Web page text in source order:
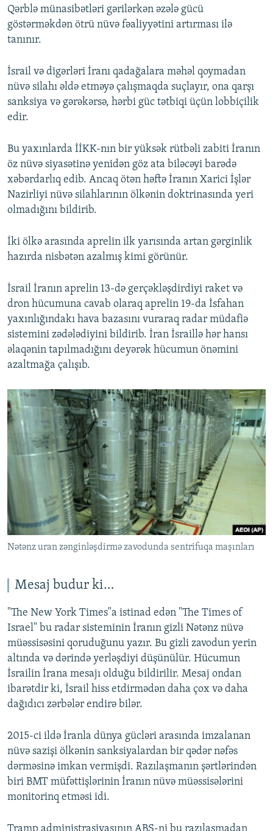
Qərblə münasibətləri gərilərkən əzələ gücü
göstərməkdən ötrü nüvə fəaliyyətini artırması ilə
tanınır.
İsrail və digərləri İranı qadağalara məhəl qoymadan
nüvə silahı əldə etməyə çalışmaqda suçlayır, ona qarşı
sanksiya və gərəkərsə, hərbi güc tətbiqi üçün lobbiçilik
edir.
Bu yaxınlarda İİKK-nın bir yüksək rütbəli zabiti İranın
öz nüvə siyasətinə yenidən göz ata biləcəyi barədə
xəbərdarlıq edib. Ancaq ötən həftə İranın Xarici İşlər
Nazirliyi nüvə silahlarının ölkənin doktrinasında yeri
olmadığını bildirib.
İki ölkə arasında aprelin ilk yarısında artan gərginlik
hazırda nisbətən azalmış kimi görünür.
İsrail İranın aprelin 13-də gerçəkləşdirdiyi raket və
dron hücumuna cavab olaraq aprelin 19-da İsfahan
yaxınlığındakı hava bazasını vuraraq radar müdafiə
sistemini zədələdiyini bildirib. İran İsraillə hər hansı
əlaqənin tapılmadığını deyərək hücumun önəmini
azaltmağa çalışıb.
Nətənz uran zənginləşdirmə zavodunda sentrifuqa maşınları
Mesaj budur ki…
"The New York Times"a istinad edən "The Times of
Israel" bu radar sisteminin İranın gizli Nətənz nüvə
müəssisəsini qoruduğunu yazır. Bu gizli zavodun yerin
altında və dərində yerləşdiyi düşünülür. Hücumun
İsrailin İrana mesajı olduğu bildirilir. Mesaj ondan
ibarətdir ki, İsrail hiss etdirmədən daha çox və daha
dağıdıcı zərbələr endirə bilər.
2015-ci ildə İranla dünya gücləri arasında imzalanan
nüvə sazişi ölkənin sanksiyalardan bir qədər nəfəs
dərməsinə imkan vermişdi. Razılaşmanın şərtlərindən
biri BMT müfəttişlərinin İranın nüvə müəssisələrini
monitorinq etməsi idi.